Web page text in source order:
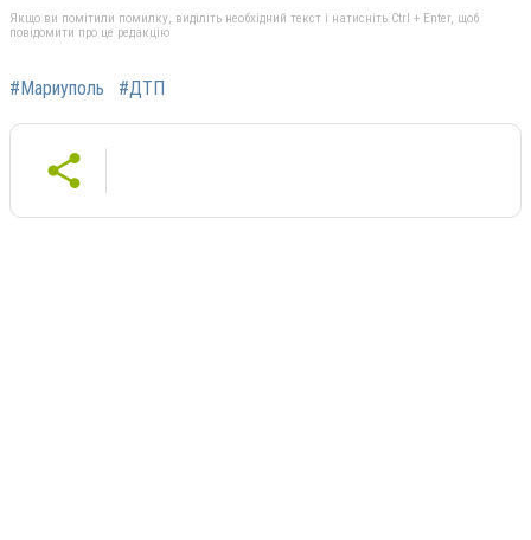
Якщо ви помітили помилку, виділіть необхідний текст і натисніть Ctrl + Enter, щоб
повідомити про це редакцію
#Мариуполь #ДТП